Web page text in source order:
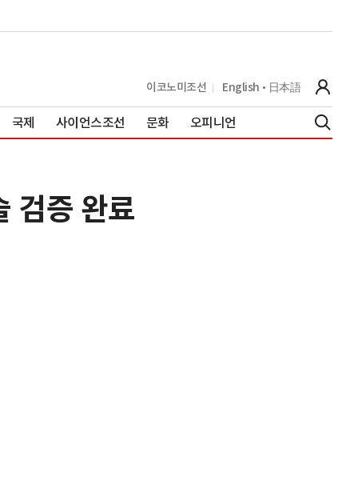
이코노미조선 English 日本語
국제 사이언스조선 문화 오피니언
검증 완료